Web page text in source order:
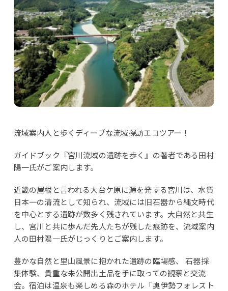
流域案内人と歩くディープな流域探訪エコツアー！
ガイドブック『宮川流域の遺跡を歩く』の著者である田村
陽一氏がご案内します。
近畿の屋根と言われる大台ケ原に源を発する宮川は、水質
日本一の清流として知られ、流域には旧石器から縄文時代
を中心とする遺跡が数多く残されています。大自然と共生
し、宮川と共に歩んだ先人たちが残した痕跡を、流域案内
人の田村陽一氏がじっくりとご案内します。
豊かな自然と里山風景に抱かれた遺跡の臨場感、 石器採
集体験、貴重な未公開出土品を手に取っての観察と交流
会。宿泊は温泉も楽しめる森のホテル「奥伊勢フォレスト